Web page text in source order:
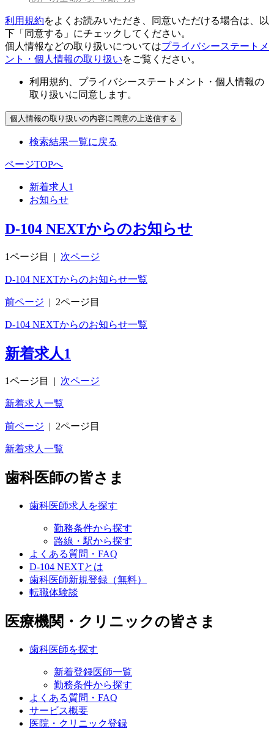
利用規約をよくお読みいただき、同意いただける場合は、以
下「同意する」にチェックしてください。
個人情報などの取り扱いについてはプライバシーステートメ
ント・個人情報の取り扱いをご覧ください。
利用規約、プライバシーステートメント・個人情報の
取り扱いに同意します。
検索結果一覧に戻る
ページTOPへ
新着求人 1
お知らせ
D-104 NEXTからのお知らせ
1ページ目 | 次ページ
D-104 NEXTからのお知らせ一覧
前ページ | 2ページ目
D-104 NEXTからのお知らせ一覧
新着求人1
1ページ目 次ページ
新着求人一覧
前ページ 2ページ目
新着求人一覧
歯科医師の皆さま
歯科医師求人を探す
勤務条件から探す
路線・駅から探す
よくある質問・FAQ
D-104 NEXTとは
歯科医師新規登録（無料）
転職体験談
医療機関・クリニックの皆さま
歯科医師を探す
新着登録医師一覧
勤務条件から探す
よくある質問・FAQ
サービス概要
医院・クリニック登録